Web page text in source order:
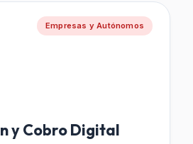
Empresas y Autónomos
y Cobro Digital